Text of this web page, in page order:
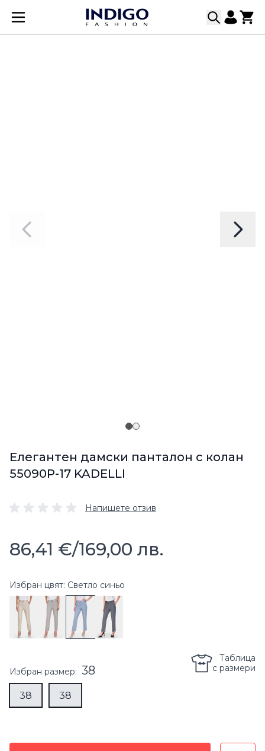
Прескачане към съдържанието
Елегантен дамски панталон с колан
55090P-17 KADELLI
Напишете отзив
86,41 €/169,00 лв.
Избран цвят: Светло синьо
Избран размер: 38
38 38
Таблица
с размери